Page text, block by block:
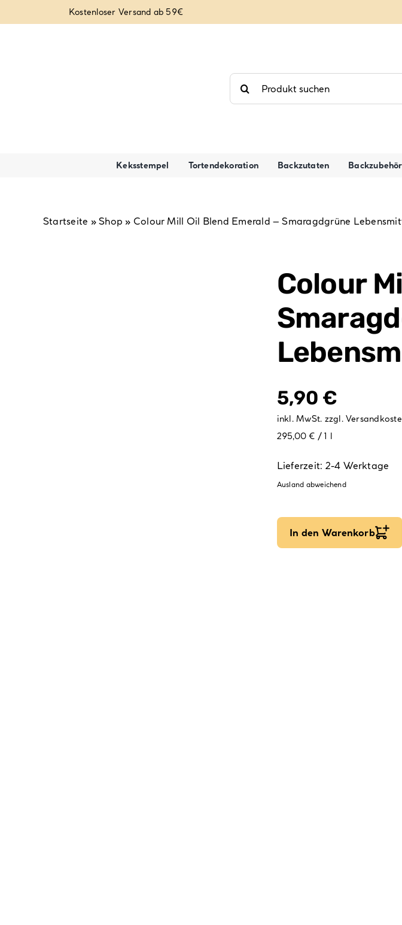
Inhalt
Kostenloser Versand ab 59€
nach:
Keksstempel Tortendekoration Backzutaten
Startseite »Shop » Colour Mill Oil Blend Emerald – Smaragdgrüne
Colour
5,90 €
inkl. MwSt. zzgl.
295,00 € / 1 l
Lieferzeit: 2-4 Werktage
Ausland abweichend
In den Warenkorb